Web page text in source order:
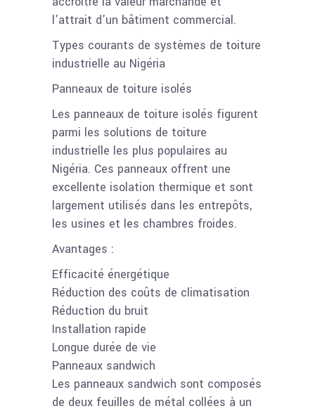
l’attrait d’un bâtiment commercial.
Types courants de systèmes de toiture
industrielle au Nigéria
Panneaux de toiture isolés
Les panneaux de toiture isolés figurent
parmi les solutions de toiture
industrielle les plus populaires au
Nigéria. Ces panneaux offrent une
excellente isolation thermique et sont
largement utilisés dans les entrepôts,
les usines et les chambres froides.
Avantages :
Efficacité énergétique
Réduction des coûts de climatisation
Réduction du bruit
Installation rapide
Longue durée de vie
Panneaux sandwich
Les panneaux sandwich sont composés
de deux feuilles de métal collées à un